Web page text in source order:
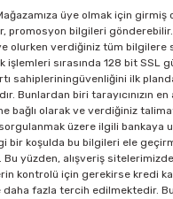
Mağazamıza üye olmak için
promosyon bilgileri
verdiğiniz tüm bilgilere
sırasında 128 bit SSL
sahipleriningüvenliğini ilk
Bunlardan biri
bağlı olarak ve verdiğiniz
üzere ilgili bankaya
bir koşulda bu bilgileri ele
Bu yüzden, alışveriş
kontrolü için gerekirse kredi
fazla tercih edilmektedir. Bu